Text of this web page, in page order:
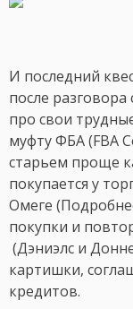
И последний
после
про свои
муфту ФБА (FBA
старьем проще
покупается у
Омеге
покупки и
(Дэниэлс и
картишки,
кредитов.